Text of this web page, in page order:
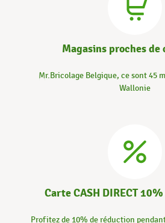
Magasins proches de
Mr.Bricolage Belgique, ce sont 45
Wallonie
Carte CASH DIRECT
Profitez de 10% de réduction